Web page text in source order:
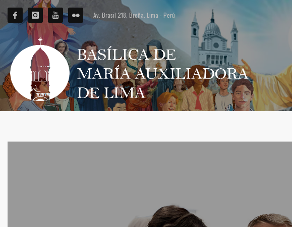
Av. Brasil 218. Breña. Lima - Perú